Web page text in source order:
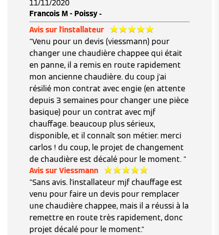
11/11/2020
Francois M - Poissy -
Avis sur l'installateur
"Venu pour un devis (viessmann) pour
changer une chaudière chappee qui était
en panne, il a remis en route rapidement
mon ancienne chaudière. du coup j'ai
résilié mon contrat avec engie (en attente
depuis 3 semaines pour changer une pièce
basique) pour un contrat avec mjf
chauffage. beaucoup plus sérieux,
disponible, et il connaît son métier. merci
carlos ! du coup, le projet de changement
de chaudière est décalé pour le moment. "
Avis sur Viessmann
"Sans avis. l'installateur mjf chauffage est
venu pour faire un devis pour remplacer
une chaudière chappee, mais il a réussi à la
remettre en route très rapidement, donc
projet décalé pour le moment."